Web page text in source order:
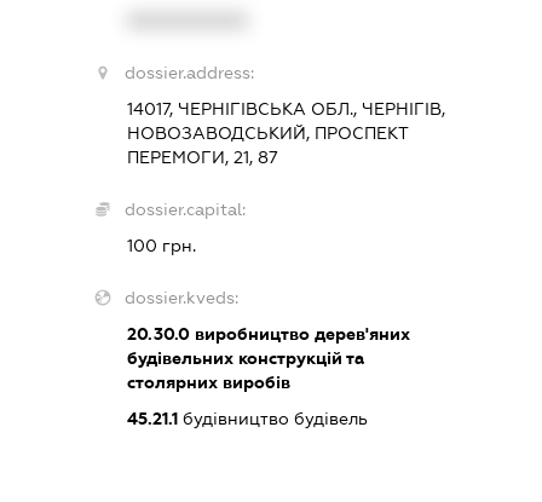
dossier.address:
14017, ЧЕРНІГІВСЬКА ОБЛ., ЧЕРНІГІВ,
НОВОЗАВОДСЬКИЙ, ПРОСПЕКТ
ПЕРЕМОГИ, 21, 87
dossier.capital:
100 грн.
dossier.kveds:
20.30.0 виробництво дерев'яних
будівельних конструкцій та
столярних виробів
45.21.1 будівництво будівель